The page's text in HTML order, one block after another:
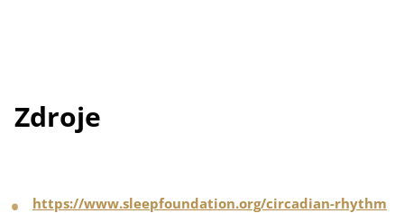
Zdroje
https://www.sleepfoundation.org/circadian-rhythm